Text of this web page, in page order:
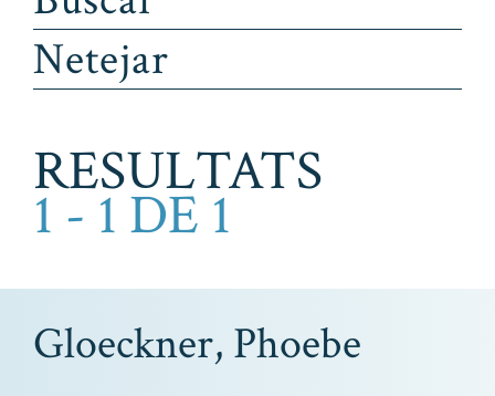
RESULTATS
1 - 1 DE 1
Gloeckner, Phoebe